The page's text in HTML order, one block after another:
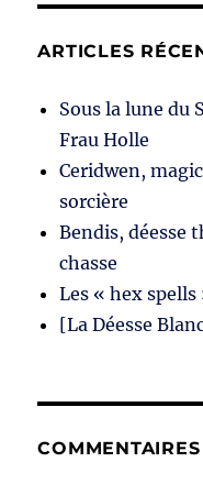
ARTICLES
Sous la lune du
Frau Holle
Ceridwen,
sorcière
Bendis, déesse
chasse
Les « hex spells
[La Déesse